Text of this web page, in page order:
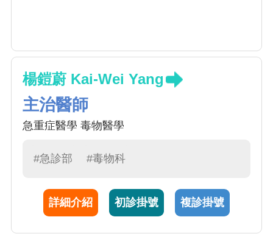
楊鎧蔚 Kai-Wei Yang
主治醫師
急重症醫學 毒物醫學
#急診部 #毒物科
詳細介紹 初診掛號 複診掛號